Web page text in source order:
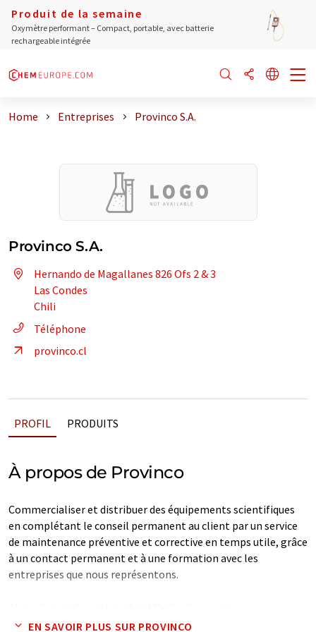
Produit de la semaine
Oxymètre performant – Compact, portable, avec batterie
rechargeable intégrée
Home Entreprises Provinco S.A.
Provinco S.A.
Hernando de Magallanes 826 Ofs 2 & 3
Las Condes
Chili
Téléphone
provinco.cl
PROFIL PRODUITS
À propos de Provinco
Commercialiser et distribuer des équipements scientifiques
en complétant le conseil permanent au client par un service
de maintenance préventive et corrective en temps utile, grâce
à un contact permanent et à une formation avec les
entreprises que nous représentons.
informatique sans intervention humaine. LUMITOS propose
EN SAVOIR PLUS SUR PROVINCO